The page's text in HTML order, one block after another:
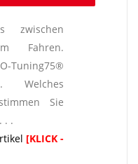
zwischen
Fahren.
Tuning75®
Welches
Sie
. .
[KLICK -